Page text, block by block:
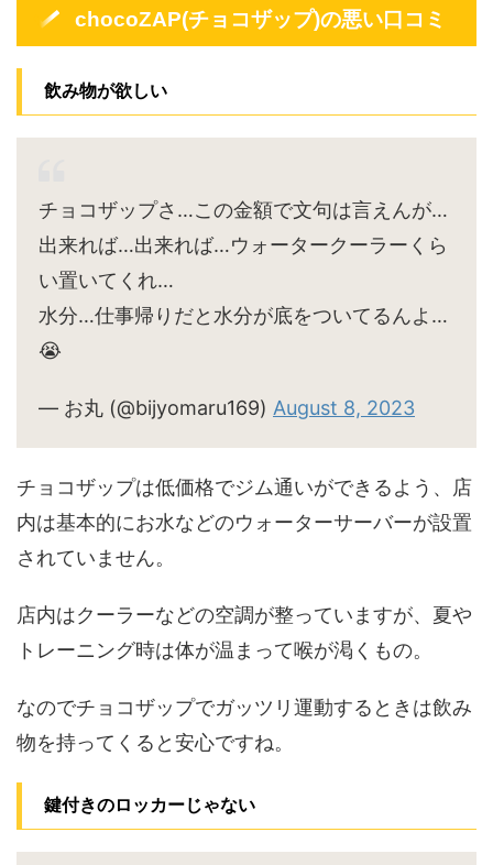
chocoZAP(チョコザップ)の悪い口コミ
飲み物が欲しい
チョコザップさ…この金額で文句は言えんが…
出来れば…出来れば…ウォータークーラーくら
い置いてくれ…
水分…仕事帰りだと水分が底をついてるんよ…
😭
— お丸 (@bijyomaru169) August 8, 2023
チョコザップは低価格でジム通いができるよう、店
内は基本的にお水などのウォーターサーバーが設置
されていません。
店内はクーラーなどの空調が整っていますが、夏や
トレーニング時は体が温まって喉が渇くもの。
なのでチョコザップでガッツリ運動するときは飲み
物を持ってくると安心ですね。
鍵付きのロッカーじゃない